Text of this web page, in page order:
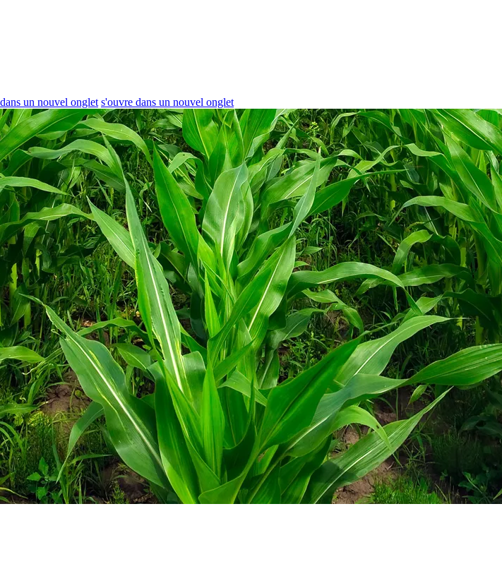
un nouvel onglet s'ouvre dans un nouvel onglet